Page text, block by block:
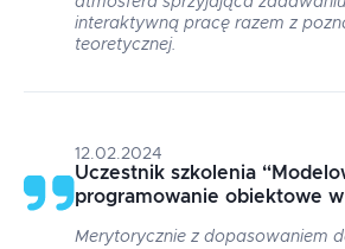
interaktywną pracę razem z
teoretycznej.
12.02.2024
Uczestnik szkolenia “
programowanie obiektowe
Merytorycznie z dopasowaniem